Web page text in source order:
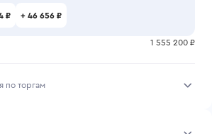
₽ + 46 656 ₽
1 555 200 ₽
по торгам